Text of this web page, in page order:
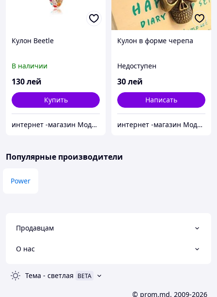
Кулон Beetle
В наличии
130лей
Купить
интернет -магазин Модняшка
Кулон в форме черепа
Недоступен
30лей
Написать
интернет -магазин Модняшка
Популярные производители
Power
Продавцам
О нас
Тема - светлая BETA
© prom.md, 2009-2026